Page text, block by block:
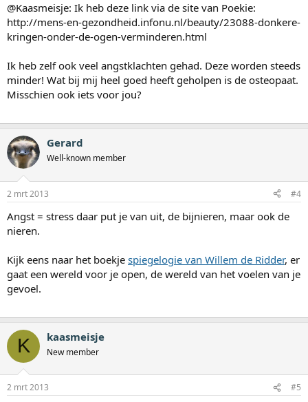
@Kaasmeisje: Ik heb deze link via de site van Poekie:
http://mens-en-gezondheid.infonu.nl/beauty/23088-donkere-
kringen-onder-de-ogen-verminderen.html
Ik heb zelf ook veel angstklachten gehad. Deze worden steeds
minder! Wat bij mij heel goed heeft geholpen is de osteopaat.
Misschien ook iets voor jou?
Gerard
Well-known member
2 mrt 2013 #4
Angst = stress daar put je van uit, de bijnieren, maar ook de
nieren.
Kijk eens naar het boekje spiegelogie van Willem de Ridder, er
gaat een wereld voor je open, de wereld van het voelen van je
gevoel.
K kaasmeisje
New member
2 mrt 2013 #5